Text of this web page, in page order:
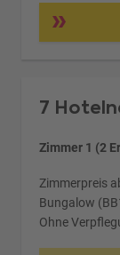
7
Zimmer 1 (2
Zimmerpreis
Bungalow
Ohne